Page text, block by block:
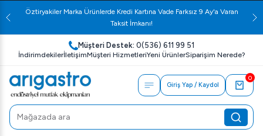
Öztiryakiler Marka Ürünlerde Kredi Kartına Vade Farksız 9 Ay'a Varan
Taksit İmkanı!
Müşteri Destek: 0(536) 611 99 51
İndirimdekilerİletişimMüşteri HizmetleriYeni ÜrünlerSiparişim Nerede?
Giriş Yap / Kaydol
0